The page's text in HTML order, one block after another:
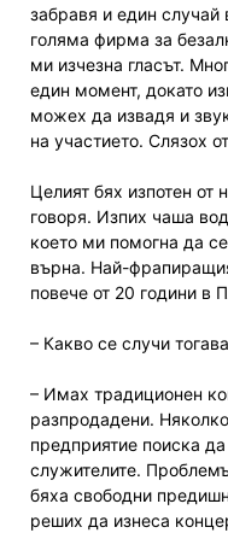
забравя и един случай
голяма фирма за
ми изчезна гласът.
един момент, докато
можех да извадя и
на участието. Слязох
Целият бях изпотен
говоря. Изпих чаша
което ми помогна да
върна. Най-
повече от 20 години в
– Какво се случи
– Имах традиционен
разпродадени.
предприятие поиска
служителите.
бяха свободни
реших да изнеса